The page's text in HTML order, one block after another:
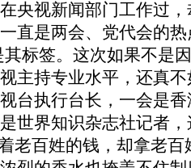
央视新闻部门工作过
直是两会、党代会的热
其标签。这次如果不是
主持专业水平，还真
台执行台长，一会是
世界知识杂志社记者
老百姓的钱，却拿老